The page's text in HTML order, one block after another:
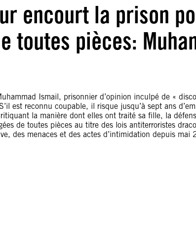
encourt la prison
toutes pièces:
Ismail, prisonnier d’opinion inculpé de «
est reconnu coupable, il risque jusqu’à sept ans
la manière dont elles ont traité sa fille, la
de toutes pièces au titre des lois antiterroristes
des menaces et des actes d’intimidation depuis mai